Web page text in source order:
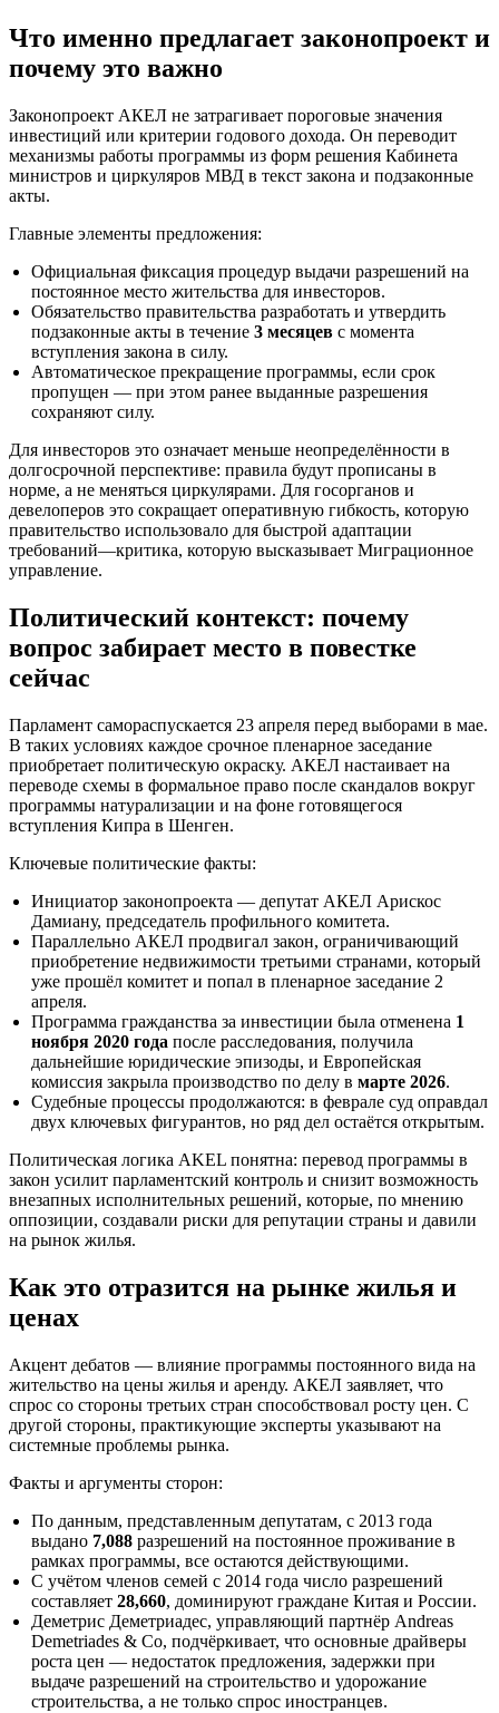
Что именно предлагает законопроект и
почему это важно
Законопроект АКЕЛ не затрагивает пороговые значения
инвестиций или критерии годового дохода. Он переводит
механизмы работы программы из форм решения Кабинета
министров и циркуляров МВД в текст закона и подзаконные
акты.
Главные элементы предложения:
Официальная фиксация процедур выдачи разрешений на
постоянное место жительства для инвесторов.
Обязательство правительства разработать и утвердить
подзаконные акты в течение 3 месяцев с момента
вступления закона в силу.
Автоматическое прекращение программы, если срок
пропущен — при этом ранее выданные разрешения
сохраняют силу.
Для инвесторов это означает меньше неопределённости в
долгосрочной перспективе: правила будут прописаны в
норме, а не меняться циркулярами. Для госорганов и
девелоперов это сокращает оперативную гибкость, которую
правительство использовало для быстрой адаптации
требований—критика, которую высказывает Миграционное
управление.
Политический контекст: почему
вопрос забирает место в повестке
сейчас
Парламент самораспускается 23 апреля перед выборами в мае.
В таких условиях каждое срочное пленарное заседание
приобретает политическую окраску. АКЕЛ настаивает на
переводе схемы в формальное право после скандалов вокруг
программы натурализации и на фоне готовящегося
вступления Кипра в Шенген.
Ключевые политические факты:
Инициатор законопроекта — депутат АКЕЛ Арискос
Дамиану, председатель профильного комитета.
Параллельно АКЕЛ продвигал закон, ограничивающий
приобретение недвижимости третьими странами, который
уже прошёл комитет и попал в пленарное заседание 2
апреля.
Программа гражданства за инвестиции была отменена 1
ноября 2020 года после расследования, получила
дальнейшие юридические эпизоды, и Европейская
комиссия закрыла производство по делу в мартe 2026.
Судебные процессы продолжаются: в феврале суд оправдал
двух ключевых фигурантов, но ряд дел остаётся открытым.
Политическая логика AKEL понятна: перевод программы в
закон усилит парламентский контроль и снизит возможность
внезапных исполнительных решений, которые, по мнению
оппозиции, создавали риски для репутации страны и давили
на рынок жилья.
Как это отразится на рынке жилья и
ценах
Акцент дебатов — влияние программы постоянного вида на
жительство на цены жилья и аренду. АКЕЛ заявляет, что
спрос со стороны третьих стран способствовал росту цен. С
другой стороны, практикующие эксперты указывают на
системные проблемы рынка.
Факты и аргументы сторон:
По данным, представленным депутатам, с 2013 года
выдано 7,088 разрешений на постоянное проживание в
рамках программы, все остаются действующими.
С учётом членов семей с 2014 года число разрешений
составляет 28,660, доминируют граждане Китая и России.
Деметрис Деметриадес, управляющий партнёр Andreas
Demetriades & Co, подчёркивает, что основные драйверы
роста цен — недостаток предложения, задержки при
выдаче разрешений на строительство и удорожание
строительства, а не только спрос иностранцев.